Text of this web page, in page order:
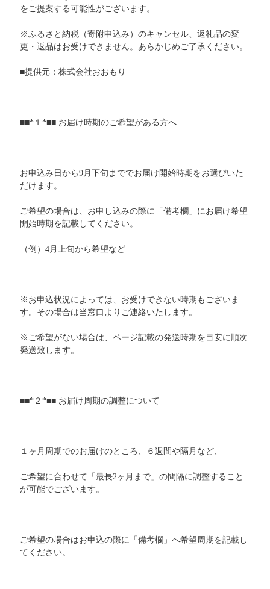
をご提案する可能性がございます。
※ふるさと納税（寄附申込み）のキャンセル、返礼品の変
更・返品はお受けできません。あらかじめご了承ください。
■提供元：株式会社おおもり
■■*１*■■ お届け時期のご希望がある方へ
お申込み日から9月下旬まででお届け開始時期をお選びいた
だけます。
ご希望の場合は、お申し込みの際に「備考欄」にお届け希望
開始時期を記載してください。
（例）4月上旬から希望など
※お申込状況によっては、お受けできない時期もございま
す。その場合は当窓口よりご連絡いたします。
※ご希望がない場合は、ページ記載の発送時期を目安に順次
発送致します。
■■*２*■■ お届け周期の調整について
１ヶ月周期でのお届けのところ、６週間や隔月など、
ご希望に合わせて「最長2ヶ月まで」の間隔に調整すること
が可能でございます。
ご希望の場合はお申込の際に「備考欄」へ希望周期を記載し
てください。